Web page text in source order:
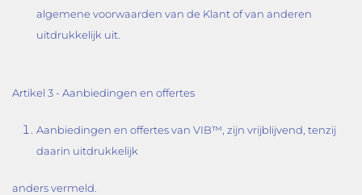
algemene voorwaarden van de Klant of van anderen
uitdrukkelijk uit.
Artikel 3 - Aanbiedingen en offertes
Aanbiedingen en offertes van VIB™, zijn vrijblijvend, tenzij
daarin uitdrukkelijk
anders vermeld.